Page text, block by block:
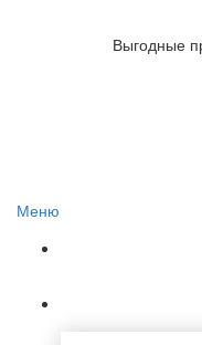
Отзывы об
Отзывы об
Выгодные
Меню